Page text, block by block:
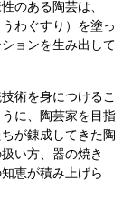
のある陶芸は、
わぐすり）を塗っ
ョンを生み出して
術を身につけるこ
に、陶芸家を目指
が錬成してきた陶
い方、器の焼き
恵が積み上げら